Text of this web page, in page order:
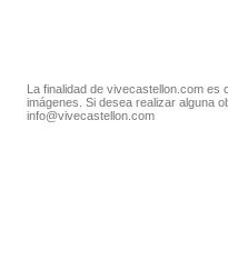
La finalidad de vivecastellon.com
imágenes. Si desea realizar alguna
info@vivecastellon.com